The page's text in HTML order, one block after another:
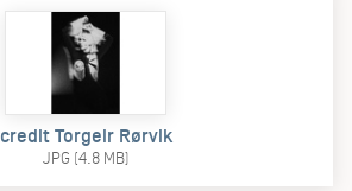
credit Torgeir Rørvik
JPG (4.8 MB)